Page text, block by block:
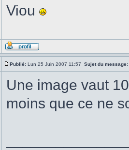
Viou
Publié: Lun 25 Juin 2007 11:57 Sujet du message:
Une image vaut
moins que ce ne